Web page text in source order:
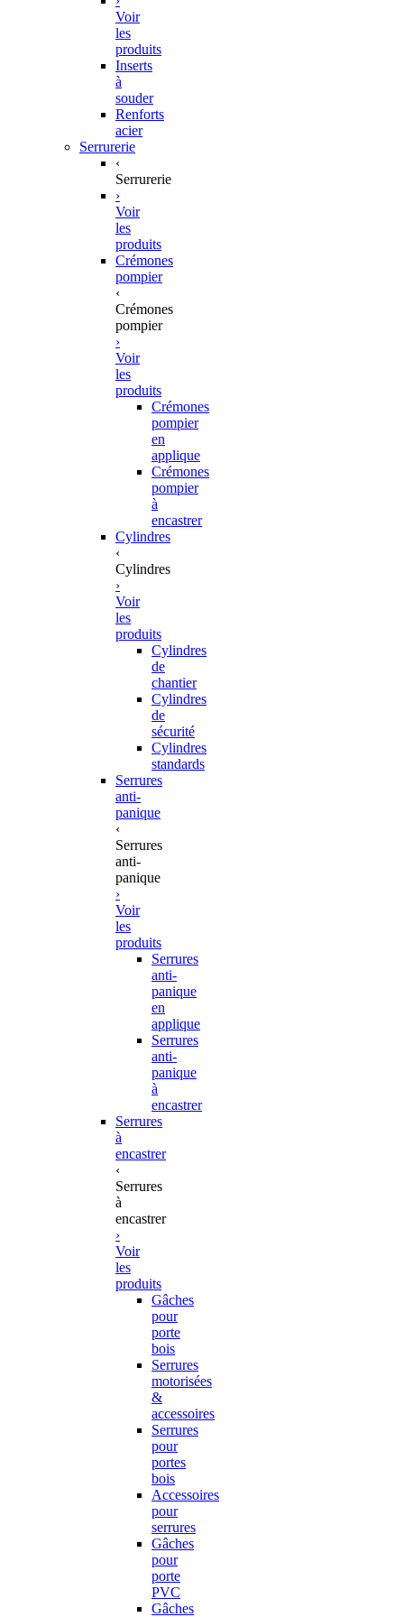
Voir
les
produits
Inserts
à
souder
Renforts
acier
Serrurerie
‹
Serrurerie
›
Voir
les
produits
Crémones
pompier
‹
Crémones
pompier
›
Voir
les
produits
Crémones
pompier
en
applique
Crémones
pompier
à
encastrer
Cylindres
‹
Cylindres
›
Voir
les
produits
Cylindres
de
chantier
Cylindres
de
sécurité
Cylindres
standards
Serrures
anti-
panique
‹
Serrures
anti-
panique
›
Voir
les
produits
Serrures
anti-
panique
en
applique
Serrures
anti-
panique
à
encastrer
Serrures
à
encastrer
‹
Serrures
à
encastrer
›
Voir
les
produits
Gâches
pour
porte
bois
Serrures
motorisées
&
accessoires
Serrures
pour
portes
bois
Accessoires
pour
serrures
Gâches
pour
porte
PVC
Gâches